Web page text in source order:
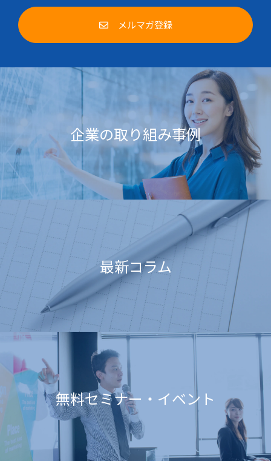
メルマガ登録
企業の取り組み事例
最新コラム
無料セミナー・イベント